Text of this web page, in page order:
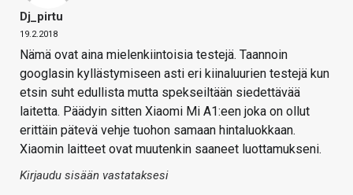
Dj_pirtu
19.2.2018
Nämä ovat aina mielenkiintoisia testejä. Taannoin
googlasin kyllästymiseen asti eri kiinaluurien testejä kun
etsin suht edullista mutta spekseiltään siedettävää
laitetta. Päädyin sitten Xiaomi Mi A1:een joka on ollut
erittäin pätevä vehje tuohon samaan hintaluokkaan.
Xiaomin laitteet ovat muutenkin saaneet luottamukseni.
Kirjaudu sisään vastataksesi